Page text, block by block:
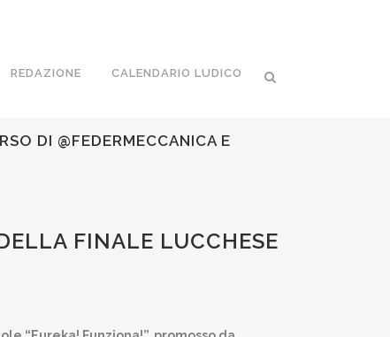
REDAZIONE CALENDARIO LUDICO
DI @FEDERMECCANICA E
FINALE LUCCHESE